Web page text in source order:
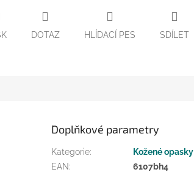
DOTAZ HLÍDACÍ PES SDÍLET
Doplňkové parametry
Kategorie:
Kožené opasky
EAN:
6107bh4